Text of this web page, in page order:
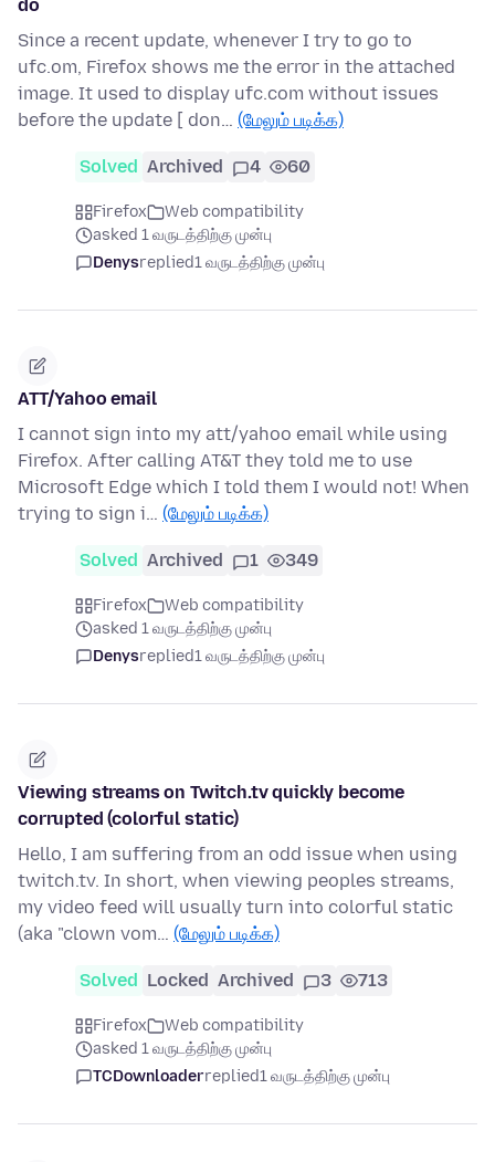
do
Since a recent update, whenever I try to go to
ufc.om, Firefox shows me the error in the attached
image. It used to display ufc.com without issues
before the update [ don… (மேலும் படிக்க)
Solved Archived 4 60
Firefox
Web compatibility
asked 1 வருடத்திற்கு முன்பு
Denysreplied1 வருடத்திற்கு முன்பு
ATT/Yahoo email
I cannot sign into my att/yahoo email while using
Firefox. After calling AT&T they told me to use
Microsoft Edge which I told them I would not! When
trying to sign i… (மேலும் படிக்க)
Solved Archived 1 349
Firefox
Web compatibility
asked 1 வருடத்திற்கு முன்பு
Denysreplied1 வருடத்திற்கு முன்பு
Viewing streams on Twitch.tv quickly become
corrupted (colorful static)
Hello, I am suffering from an odd issue when using
twitch.tv. In short, when viewing peoples streams,
my video feed will usually turn into colorful static
(aka "clown vom… (மேலும் படிக்க)
Solved Locked Archived 3 713
Firefox
Web compatibility
asked 1 வருடத்திற்கு முன்பு
TCDownloaderreplied1 வருடத்திற்கு முன்பு